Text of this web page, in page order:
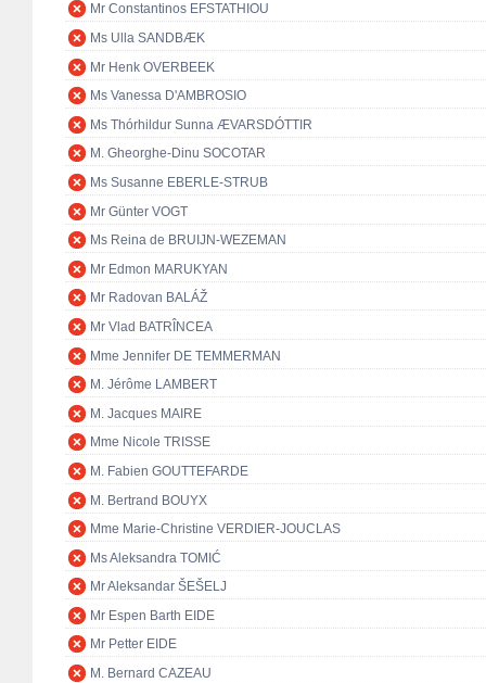
Mr Constantinos EFSTATHIOU
Ms Ulla SANDBÆK
Mr Henk OVERBEEK
Ms Vanessa D'AMBROSIO
Ms Thórhildur Sunna ÆVARSDÓTTIR
M. Gheorghe-Dinu SOCOTAR
Ms Susanne EBERLE-STRUB
Mr Günter VOGT
Ms Reina de BRUIJN-WEZEMAN
Mr Edmon MARUKYAN
Mr Radovan BALÁŽ
Mr Vlad BATRÎNCEA
Mme Jennifer DE TEMMERMAN
M. Jérôme LAMBERT
M. Jacques MAIRE
Mme Nicole TRISSE
M. Fabien GOUTTEFARDE
M. Bertrand BOUYX
Mme Marie-Christine VERDIER-JOUCLAS
Ms Aleksandra TOMIĆ
Mr Aleksandar ŠEŠELJ
Mr Espen Barth EIDE
Mr Petter EIDE
M. Bernard CAZEAU